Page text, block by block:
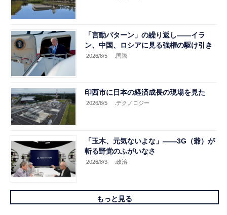
「言動パターン」の繰り返し――イラ
ン、中国、ロシアに見る強権の駆け引き
2026/8/5 .国際
印西市に日本の経済成長の現場を見た
2026/8/5 .テクノロジー
「玉木、元気ないよな」――3G（爺）が
斬る野党のふがいなさ
2026/8/3 .政治
もっと見る